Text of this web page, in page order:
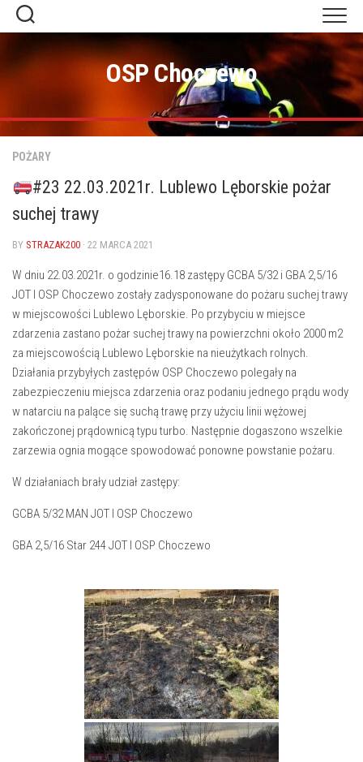
Skip
content
OSP Choczewo
POŻARY
#23 22.03.2021r. Lublewo Lęborskie pożar
suchej trawy
BY STRAZAK200 · 22 MARCA 2021
W dniu 22.03.2021r. o godzinie16.18 zastępy GCBA 5/32 i GBA 2,5/16
JOT I OSP Choczewo zostały zadysponowane do pożaru suchej trawy
w miejscowości Lublewo Lęborskie. Po przybyciu w miejsce
zdarzenia zastano pożar suchej trawy na powierzchni około 2000 m2
za miejscowością Lublewo Lęborskie na nieużytkach rolnych.
Działania przybyłych zastępów OSP Choczewo polegały na
zabezpieczeniu miejsca zdarzenia oraz podaniu jednego prądu wody
w natarciu na palące się suchą trawę przy użyciu linii wężowej
zakończonej prądownicą typu turbo. Następnie dogaszono wszelkie
zarzewia ognia mogące spowodować ponowne powstanie pożaru.
W działaniach brały udział zastępy:
GCBA 5/32 MAN JOT I OSP Choczewo
GBA 2,5/16 Star 244 JOT I OSP Choczewo